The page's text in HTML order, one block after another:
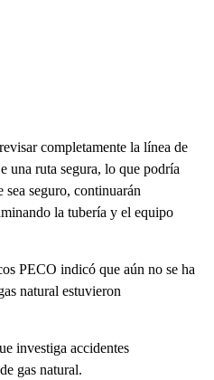
completamente la línea de
una ruta segura, lo que podría
seguro, continuarán
la tubería y el equipo
PECO indicó que aún no se ha
natural estuvieron
investiga accidentes
gas natural.